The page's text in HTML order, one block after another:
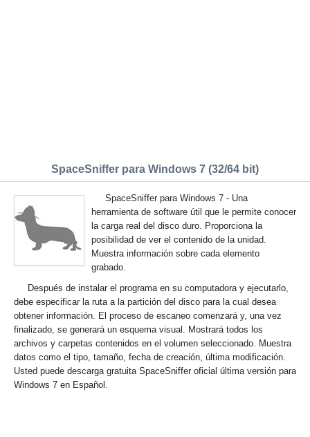
SpaceSniffer para Windows 7 (32/64 bit)
SpaceSniffer para Windows 7 - Una
herramienta de software útil que le permite conocer
la carga real del disco duro. Proporciona la
posibilidad de ver el contenido de la unidad.
Muestra información sobre cada elemento
grabado.
Después de instalar el programa en su computadora y ejecutarlo,
debe especificar la ruta a la partición del disco para la cual desea
obtener información. El proceso de escaneo comenzará y, una vez
finalizado, se generará un esquema visual. Mostrará todos los
archivos y carpetas contenidos en el volumen seleccionado. Muestra
datos como el tipo, tamaño, fecha de creación, última modificación.
Usted puede descarga gratuita SpaceSniffer oficial última versión para
Windows 7 en Español.